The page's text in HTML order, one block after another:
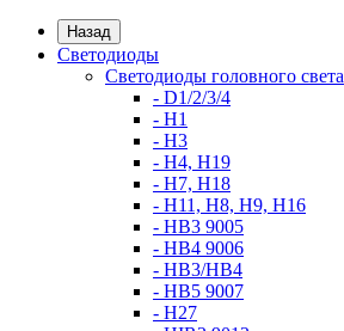
Назад
Светодиоды
Светодиоды головного света
- D1/2/3/4
- H1
- H3
- H4, H19
- H7, H18
- H11, H8, H9, H16
- HB3 9005
- HB4 9006
- HB3/HB4
- HB5 9007
- H27